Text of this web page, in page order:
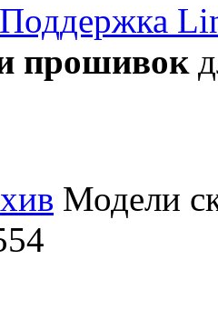
Поддержка
прошивок
Модели